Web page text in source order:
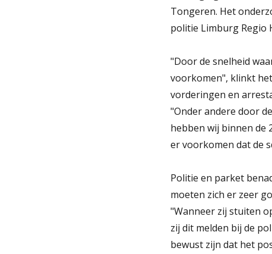
Tongeren. Het
politie Limburg Regio
"Door de snelheid
voorkomen", klinkt
vorderingen en
"Onder andere door
hebben wij binnen de
er voorkomen dat de
Politie en parket
moeten zich er zeer
"Wanneer zij stuiten
zij dit melden bij de
bewust zijn dat het